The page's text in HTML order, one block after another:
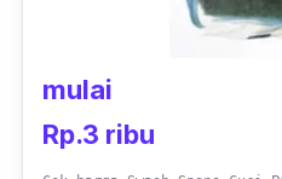
mulai
Rp.3 ribu